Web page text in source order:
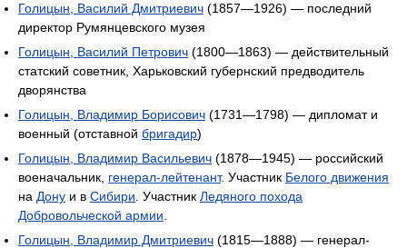
Голицын, Василий Дмитриевич (1857—1926) — последний
директор Румянцевского музея
Голицын, Василий Петрович (1800—1863) — действительный
статский советник, Харьковский губернский предводитель
дворянства
Голицын, Владимир Борисович (1731—1798) — дипломат и
военный (отставной бригадир)
Голицын, Владимир Васильевич (1878—1945) — российский
военачальник, генерал-лейтенант. Участник Белого движения
на Дону и в Сибири . Участник Ледяного похода
Добровольческой армии
Голицын, Владимир Дмитриевич (1815—1888) — генерал-